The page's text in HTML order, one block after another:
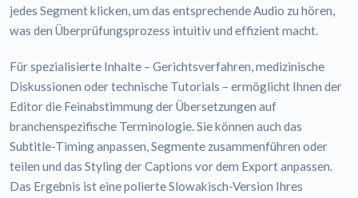
jedes Segment klicken, um das entsprechende Audio zu hören,
was den Überprüfungsprozess intuitiv und effizient macht.
Für spezialisierte Inhalte – Gerichtsverfahren, medizinische
Diskussionen oder technische Tutorials – ermöglicht Ihnen der
Editor die Feinabstimmung der Übersetzungen auf
branchenspezifische Terminologie. Sie können auch das
Subtitle-Timing anpassen, Segmente zusammenführen oder
teilen und das Styling der Captions vor dem Export anpassen.
Das Ergebnis ist eine polierte Slowakisch-Version Ihres